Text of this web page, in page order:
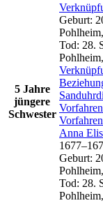
5 Jahre
jüngere
Schwester
Geburt:
Tod: 28.
Vorfahren
Anna
1677–
Geburt:
Tod: 28.